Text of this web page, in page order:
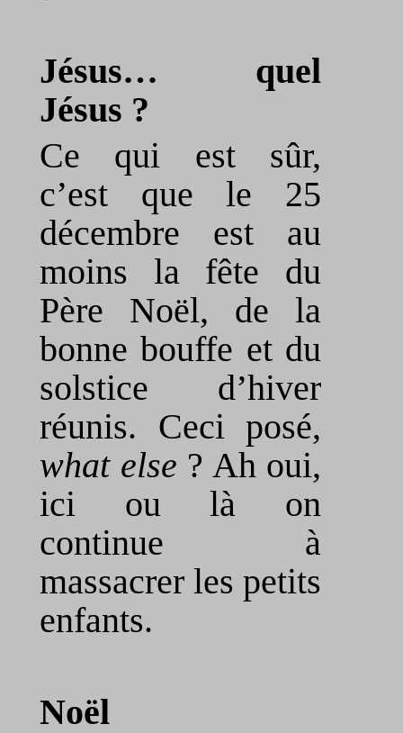
Jésus… quel
Jésus ?
Ce qui est sûr,
c’est que le 25
décembre est au
moins la fête du
Père Noël, de la
bonne bouffe et du
solstice d’hiver
réunis. Ceci posé,
what else ? Ah oui,
ici ou là on
continue à
massacrer les petits
enfants.
Noël